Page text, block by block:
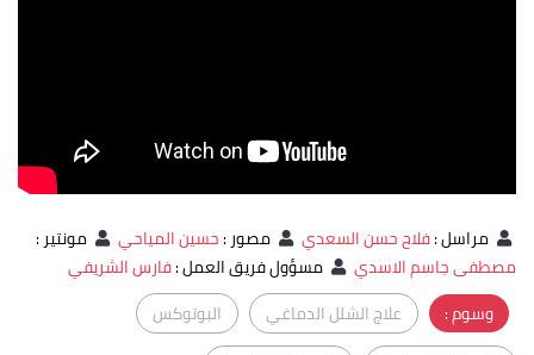
مراسل:فلاح حسن السعدي مصور:حسين المياحي مونتير:
مصطفى جاسم الاسدي
مسؤول فريق العمل:فارس الشريفي
وسوم :
علاج الشلل الدماغي
البوتوكس